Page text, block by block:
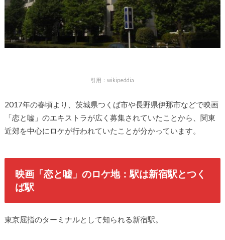
引用：wikipeddia
2017年の春頃より、茨城県つくば市や長野県伊那市などで映画
「恋と嘘」のエキストラが広く募集されていたことから、関東
近郊を中心にロケが行われていたことが分かっています。
映画「恋と嘘」のロケ地：駅は新宿駅とつく
ば駅
東京屈指のターミナルとして知られる新宿駅。